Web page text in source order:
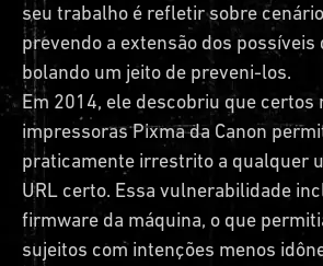
seu trabalho é refletir sobre
prevendo a extensão dos possíveis
bolando um jeito de preveni-los.
Em 2014, ele descobriu que certos
impressoras Pixma da Canon
praticamente irrestrito a qualquer
URL certo. Essa vulnerabilidade
firmware da máquina, o que
sujeitos com intenções menos